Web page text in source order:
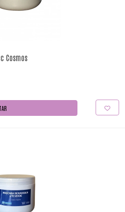
Cosmos